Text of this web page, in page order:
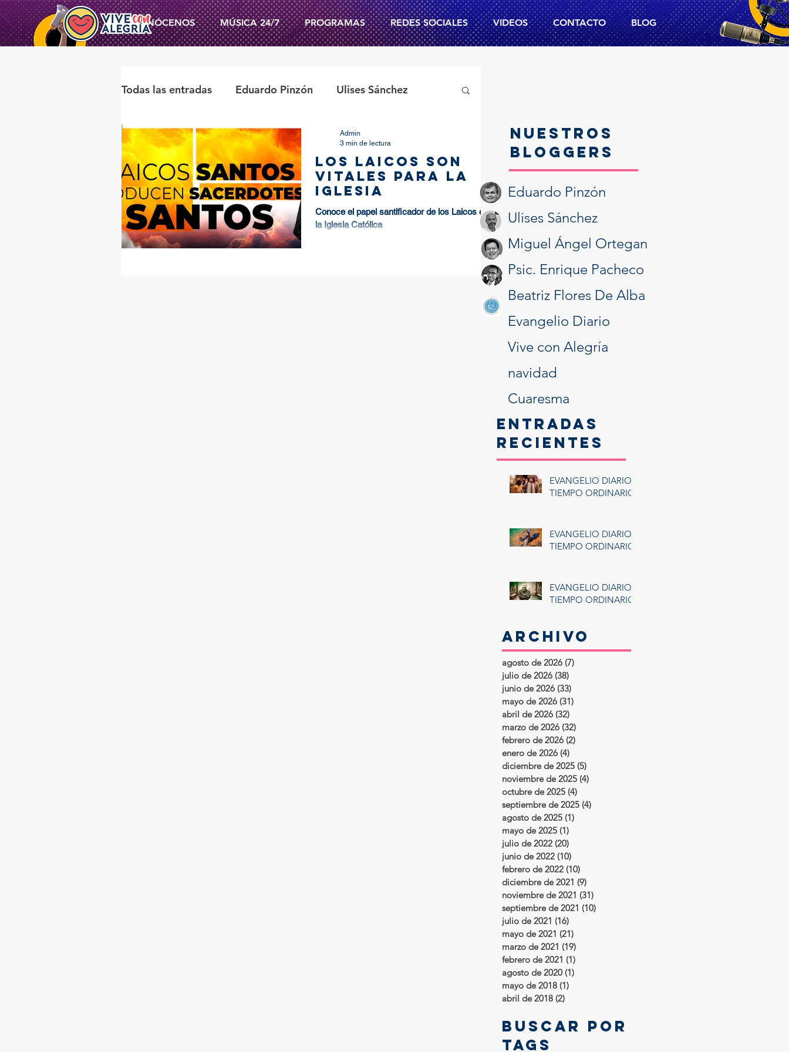
CONÓCENOS MÚSICA 24/7 PROGRAMAS REDES SOCIALES VIDEOS CONTACTO BLOG
Todas las entradas Eduardo Pinzón Ulises Sánchez
Miguel Ángel Ortegan Psic. Enrique Pacheco
Beatriz Flores De Alba Evangelio Diario
Vive con Alegría navidad Cuaresma
LOS LAICOS SON
VITALES PARA LA
IGLESIA
Conoce el papel santificador de los Laicos en
la Iglesia Católica
Admin
3 min de lectura
NUESTROS
BLOGGERS
Eduardo Pinzón
Ulises Sánchez
Miguel Ángel Ortegan
Psic. Enrique Pacheco
Beatriz Flores De Alba
Evangelio Diario
Vive con Alegría
navidad
Cuaresma
Entradas
recientes
EVANGELIO DIARIO:
TIEMPO ORDINARIO
EVANGELIO DIARIO:
TIEMPO ORDINARIO
EVANGELIO DIARIO:
TIEMPO ORDINARIO
Archivo
agosto de 2026 (7)
julio de 2026 (38)
junio de 2026 (33)
mayo de 2026 (31)
abril de 2026 (32)
marzo de 2026 (32)
febrero de 2026 (2)
enero de 2026 (4)
diciembre de 2025 (5)
noviembre de 2025 (4)
octubre de 2025 (4)
septiembre de 2025 (4)
agosto de 2025 (1)
mayo de 2025 (1)
julio de 2022 (20)
junio de 2022 (10)
febrero de 2022 (10)
diciembre de 2021 (9)
noviembre de 2021 (31)
septiembre de 2021 (10)
julio de 2021 (16)
mayo de 2021 (21)
marzo de 2021 (19)
febrero de 2021 (1)
agosto de 2020 (1)
mayo de 2018 (1)
abril de 2018 (2)
Buscar por
tags